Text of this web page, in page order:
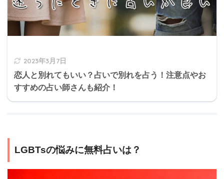
2023年3月7日
恋人と別れてもいい？占いで別れを占う！注意点やお
すすめの占い師さんも紹介！
LGBTsの悩みに無料占いは？